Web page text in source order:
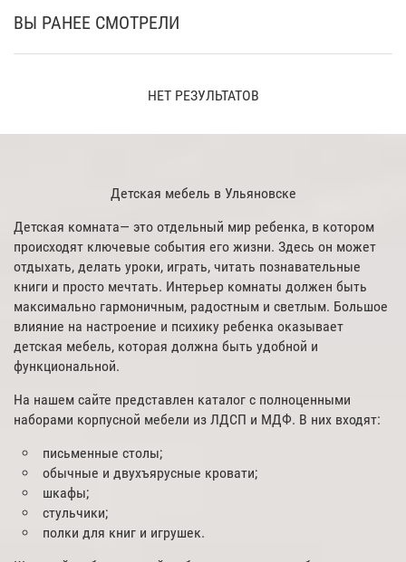
ВЫ РАНЕЕ СМОТРЕЛИ
НЕТ РЕЗУЛЬТАТОВ
Детская мебель в Ульяновске
Детская комната— это отдельный мир ребенка, в котором
происходят ключевые события его жизни. Здесь он может
отдыхать, делать уроки, играть, читать познавательные
книги и просто мечтать. Интерьер комнаты должен быть
максимально гармоничным, радостным и светлым. Большое
влияние на настроение и психику ребенка оказывает
детская мебель, которая должна быть удобной и
функциональной.
На нашем сайте представлен каталог с полноценными
наборами корпусной мебели из ЛДСП и МДФ. В них входят:
письменные столы;
обычные и двухъярусные кровати;
шкафы;
стульчики;
полки для книг и игрушек.